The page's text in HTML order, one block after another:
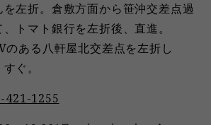
を左折。倉敷方面から笹沖交差点過
、トマト銀行を左折後、直進。
のある八軒屋北交差点を左折し
ぐ。
421-1255